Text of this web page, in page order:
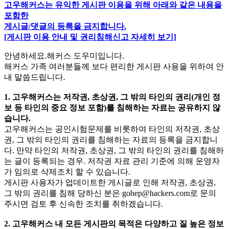
고우해커스는 유익한 게시판 이용을 위해 아래와 같은 내용을
포함한
게시글/댓글의 등록을 금지합니다.
[게시판 이용 안내 및 권리침해신고 자세히 보기]
안녕하세요.해커스 도우미입니다.
해커스 가족 여러분들께 보다 편리한 게시판 사용을 위하여 안
내 말씀드립니다.
1. 고우해커스는 저작권, 초상권, 그 밖의 타인의 권리(개인 정
보 등 타인의 중요 정보 포함)를 침해하는 자료는 공유하지 않
습니다.
고우해커스는 공인시험문제를 비롯하여 타인의 저작권, 초상
권, 그 밖의 타인의 권리를 침해하는 자료의 등록을 금지합니
다. 만약 타인의 저작권, 초상권, 그 밖의 타인의 권리를 침해하
는 글이 등록되는 경우. 저작권 자료 관리 기준에 의해 운영자
가 임의로 삭제조치 할 수 있습니다.
게시판 사용자가 업데이트한 게시글로 인해 저작권, 초상권,
그 밖의 권리를 침해 당하신 분은 gohep@hackers.com로 문의
주시면 검토 후 신속한 조치를 취하겠습니다.
2. 고우해커스 내 모든 게시판의 목적은 다양하고 질 높은 정보